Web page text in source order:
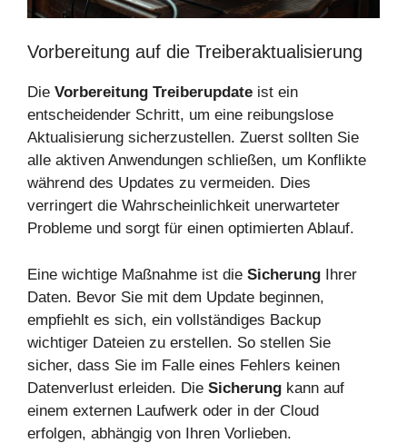
Vorbereitung auf die Treiberaktualisierung
Die Vorbereitung Treiberupdate ist ein
entscheidender Schritt, um eine reibungslose
Aktualisierung sicherzustellen. Zuerst sollten Sie
alle aktiven Anwendungen schließen, um Konflikte
während des Updates zu vermeiden. Dies
verringert die Wahrscheinlichkeit unerwarteter
Probleme und sorgt für einen optimierten Ablauf.
Eine wichtige Maßnahme ist die Sicherung Ihrer
Daten. Bevor Sie mit dem Update beginnen,
empfiehlt es sich, ein vollständiges Backup
wichtiger Dateien zu erstellen. So stellen Sie
sicher, dass Sie im Falle eines Fehlers keinen
Datenverlust erleiden. Die Sicherung kann auf
einem externen Laufwerk oder in der Cloud
erfolgen, abhängig von Ihren Vorlieben.